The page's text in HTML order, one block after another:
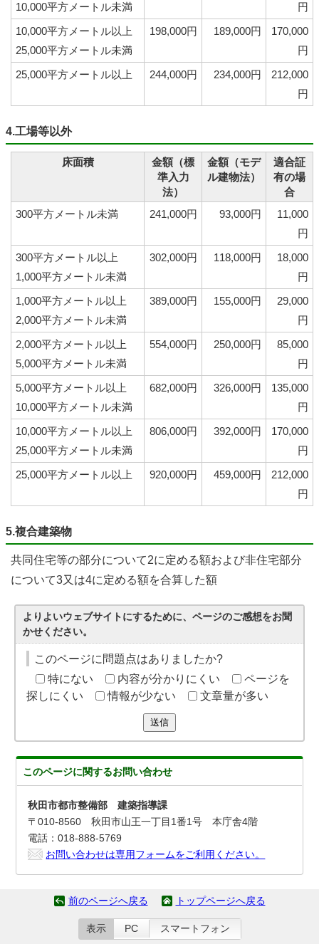
10,000平方メートル未満
円
10,000平方メートル以上
25,000平方メートル未満
198,000円 189,000円
170,000
円
25,000平方メートル以上
244,000円 234,000円
212,000
円
4.工場等以外
床面積
金額（標
準入力
法）
金額（モデ
ル建物法）
適合証
有の場
合
300平方メートル未満
241,000円 93,000円
11,000
円
300平方メートル以上
1,000平方メートル未満
302,000円 118,000円
18,000
円
1,000平方メートル以上
2,000平方メートル未満
389,000円 155,000円
29,000
円
2,000平方メートル以上
5,000平方メートル未満
554,000円 250,000円
85,000
円
5,000平方メートル以上
10,000平方メートル未満
682,000円 326,000円
135,000
円
10,000平方メートル以上
25,000平方メートル未満
806,000円 392,000円
170,000
円
25,000平方メートル以上
920,000円 459,000円
212,000
円
5.複合建築物
共同住宅等の部分について2に定める額および非住宅部分
について3又は4に定める額を合算した額
よりよいウェブサイトにするために、ページのご感想をお聞
かせください。
このページに問題点はありましたか?
特にない
内容が分かりにくい
ページを
探しにくい
情報が少ない 文章量が多い
送信
このページに関するお問い合わせ
秋田市都市整備部 建築指導課
〒010-8560 秋田市山王一丁目1番1号 本庁舎4階
電話：018-888-5769
お問い合わせは専用フォームをご利用ください。
前のページへ戻る トップページへ戻る
表示 PC スマートフォン